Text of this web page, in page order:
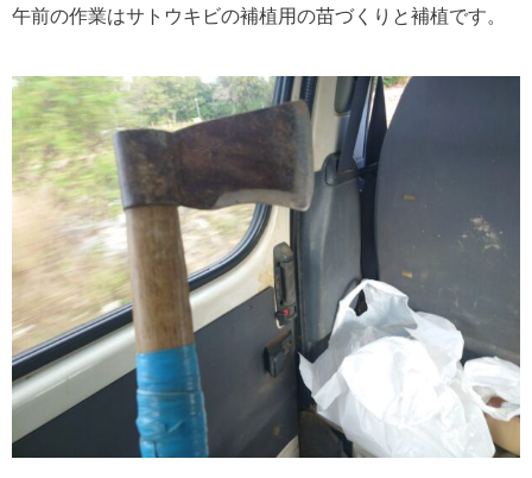
午前の作業はサトウキビの補植用の苗づくりと補植です。